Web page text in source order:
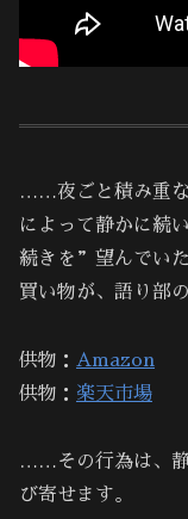
……夜ごと積み重な
によって静かに続
続きを”望んでい
買い物が、語り部
供物： Amazon
供物： 楽天市場
……その行為は、
び寄せます。